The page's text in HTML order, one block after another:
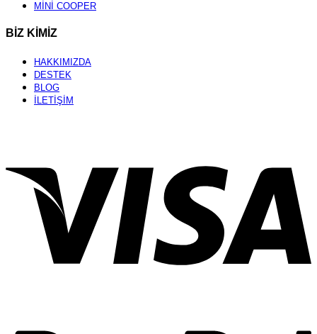
MİNİ COOPER
BİZ KİMİZ
HAKKIMIZDA
DESTEK
BLOG
İLETİŞİM